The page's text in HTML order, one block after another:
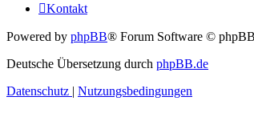
Kontakt
Powered by phpBB® Forum Software ©
Deutsche Übersetzung durch phpBB.de
Datenschutz | Nutzungsbedingungen